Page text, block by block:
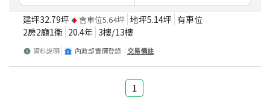
建坪32.79坪 含車位5.64坪 地坪5.14坪 有車位
2房2廳1衛 20.4年 3樓/13樓
資料說明 內政部實價登錄 交易備註
1